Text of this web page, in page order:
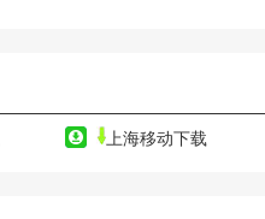
上海移动下载